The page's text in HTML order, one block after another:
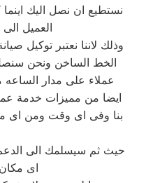
نستطيع ان نصل اليك
العميل
وذلك لاننا نعتبر توكيل
الخط الساخن ونحن
عملاء على مدار
ايضا من مميزات خدمة
بنا وفى اى وقت ومن اى
حيث ثم سيسلمك الى
اى